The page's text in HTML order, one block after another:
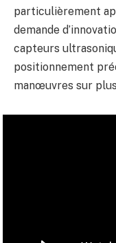
particulièrement
demande
capteurs
positionnement
manœuvres sur